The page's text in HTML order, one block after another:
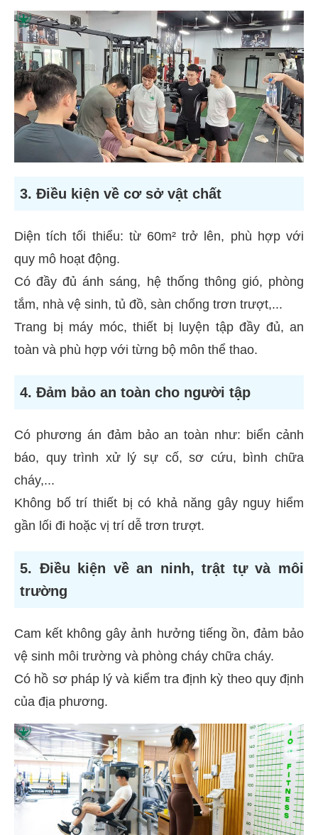
3. Điều kiện về cơ sở vật chất
Diện tích tối thiểu: từ 60m² trở lên, phù hợp với
quy mô hoạt động.
Có đầy đủ ánh sáng, hệ thống thông gió, phòng
tắm, nhà vệ sinh, tủ đồ, sàn chống trơn trượt,...
Trang bị máy móc, thiết bị luyện tập đầy đủ, an
toàn và phù hợp với từng bộ môn thể thao.
4. Đảm bảo an toàn cho người tập
Có phương án đảm bảo an toàn như: biển cảnh
báo, quy trình xử lý sự cố, sơ cứu, bình chữa
cháy,...
Không bố trí thiết bị có khả năng gây nguy hiểm
gần lối đi hoặc vị trí dễ trơn trượt.
5. Điều kiện về an ninh, trật tự và môi
trường
Cam kết không gây ảnh hưởng tiếng ồn, đảm bảo
vệ sinh môi trường và phòng cháy chữa cháy.
Có hồ sơ pháp lý và kiểm tra định kỳ theo quy định
của địa phương.